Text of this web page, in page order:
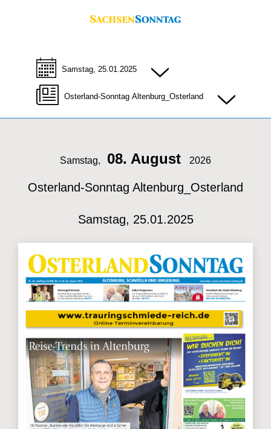
Samstag, 25.01.2025
Osterland-Sonntag Altenburg_Osterland
Samstag, 08. August 2026
Osterland-Sonntag Altenburg_Osterland
Samstag, 25.01.2025